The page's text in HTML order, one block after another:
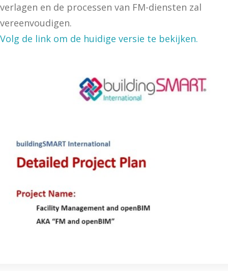
verlagen en de processen van FM-diensten zal
vereenvoudigen.
Volg de link om de huidige versie te bekijken.